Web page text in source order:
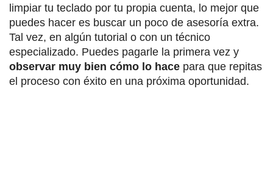
limpiar tu teclado por tu propia cuenta, lo mejor que
puedes hacer es buscar un poco de asesoría extra.
Tal vez, en algún tutorial o con un técnico
especializado. Puedes pagarle la primera vez y
observar muy bien cómo lo hace para que repitas
el proceso con éxito en una próxima oportunidad.